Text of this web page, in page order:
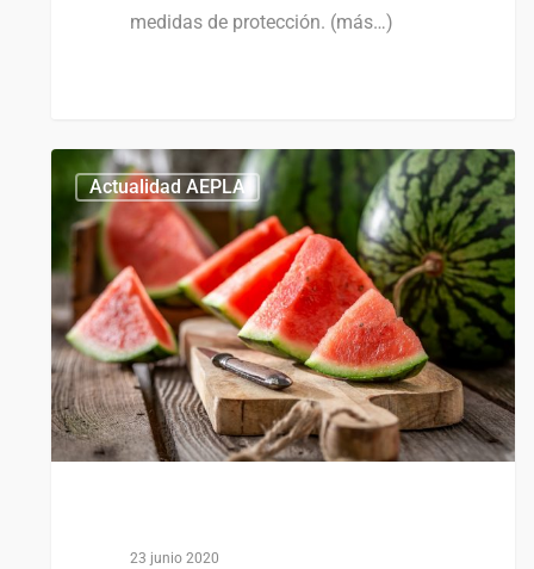
medidas de protección. (más…)
Actualidad AEPLA
23 junio 2020
0